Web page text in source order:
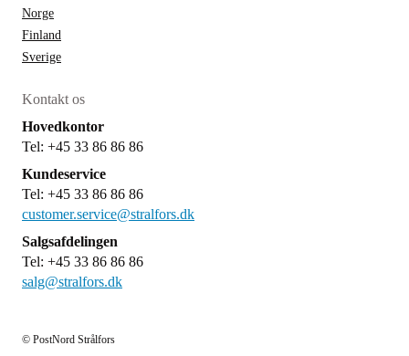
Norge
Finland
Sverige
Kontakt os
Hovedkontor
Tel: +45 33 86 86 86
Kundeservice
Tel: +45 33 86 86 86
customer.service@stralfors.dk
Salgsafdelingen
Tel: +45 33 86 86 86
salg@stralfors.dk
© PostNord Strålfors